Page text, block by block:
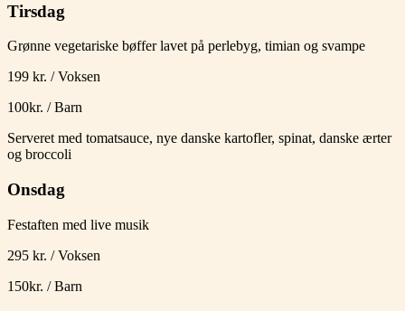
Tirsdag
Grønne vegetariske bøffer lavet på perlebyg, timian og svampe
199 kr. / Voksen
100kr. / Barn
Serveret med tomatsauce, nye danske kartofler, spinat, danske ærter
og broccoli
Onsdag
Festaften med live musik
295 kr. / Voksen
150kr. / Barn